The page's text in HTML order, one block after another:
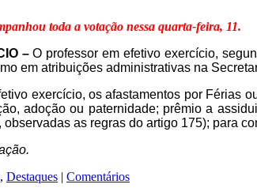
toda a votação nessa quarta-feira, 11.
–O professor em efetivo exercício,
em atribuições administrativas na
exercício, os afastamentos por Férias
adoção ou paternidade; prêmio a
observadas as regras do artigo 175); para
, Destaques | Comentários